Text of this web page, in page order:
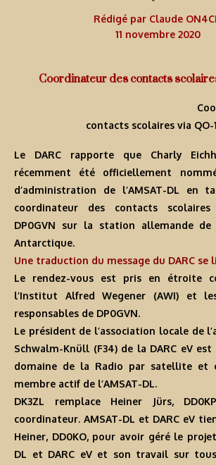
Rédigé par Claude
11 novembre 2020
Coordinateur des contacts
contacts scolaires via QO-
Le DARC rapporte que Charly
récemment été officiellement
d’administration de l’AMSAT-DL en
coordinateur des contacts
DP0GVN sur la station allemande de
Antarctique.
Une traduction du message du DARC
Le rendez-vous est pris en étroite
l’Institut Alfred Wegener (AWI) et
responsables de DP0GVN.
Le président de l’association locale de
Schwalm-Knüll (F34) de la DARC eV
domaine de la Radio par satellite et
membre actif de l’AMSAT-DL.
DK3ZL remplace Heiner Jürs,
coordinateur. AMSAT-DL et DARC eV
Heiner, DD0KO, pour avoir géré le
DL et DARC eV et son travail sur